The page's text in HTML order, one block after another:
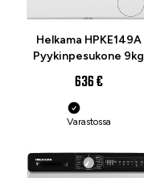
Helkama HPKE149A
Pyykinpesukone 9kg
636 €
Varastossa